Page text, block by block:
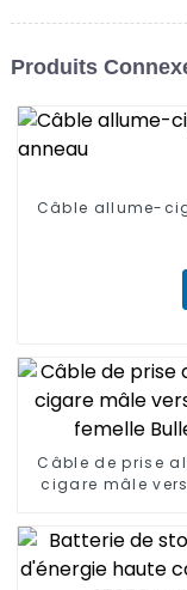
Produits
Câble allume-
Câble de prise
cigare mâle